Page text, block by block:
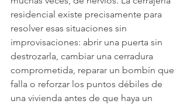
residencial existe precisamente para
resolver esas situaciones sin
improvisaciones: abrir una puerta sin
destrozarla, cambiar una cerradura
comprometida, reparar un bombín que
falla o reforzar los puntos débiles de
una vivienda antes de que haya un